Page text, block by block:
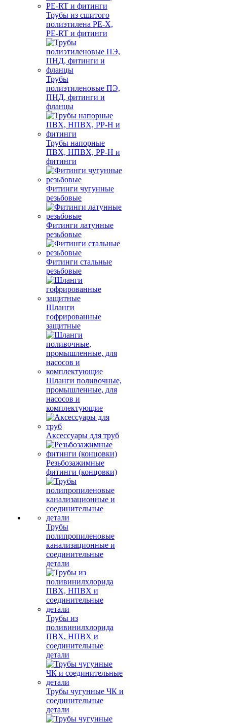
Трубы из сшитого
полиэтилена PE-X,
PE-RT и фитинги
Трубы
полиэтиленовые ПЭ,
ПНД, фитинги и
фланцы
Трубы напорные
ПВХ, НПВХ, PP-H и
фитинги
Фитинги чугунные
резьбовые
Фитинги латунные
резьбовые
Фитинги стальные
резьбовые
Шланги
гофрированные
защитные
Шланги поливочные,
промышленные, для
насосов и
комплектующие
Аксессуары для труб
Резьбозажимные
фитинги (концовки)
Трубы
полипропиленовые
канализационные и
соединительные
детали
Трубы из
поливинилхлорида
ПВХ, НПВХ и
соединительные
детали
Трубы чугунные ЧК и
соединительные
детали